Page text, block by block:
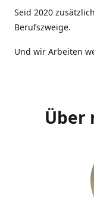
Seid 2020
Berufszweige.
Und wir Arbeiten
Über